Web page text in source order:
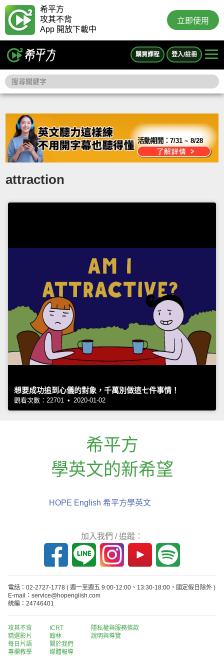
希平方
攻其不背
App 開放下載中
立即使用
購買課程 登入/註冊
活動期間：7/31 ~ 8/28
attraction
想要成功追到心儀的對象，千萬別做這七件事情！
觀看次數：22701 • 2020-01-02
希平方
學英文的新希望
HOPE English 希平方學英文
加入我們 / 追蹤：
電話：02-2727-1778 ( 週一至週五 9:00-12:00、13:30-18:00，國定假日除外 )
E-mail：service@hopenglish.com
統編：24746401
攻其不背
精選影片
每日片語
專欄教學
ICRT
翰林
關於我們
媒體報導
隱私權與服務條款
說明與導覽